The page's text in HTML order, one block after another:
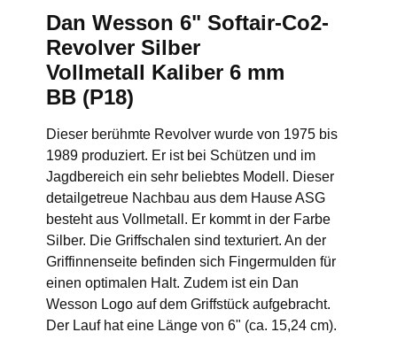
Dan Wesson 6" Softair-Co2-
Revolver Silber
Vollmetall Kaliber 6 mm
BB (P18)
Dieser berühmte Revolver wurde von 1975 bis
1989 produziert. Er ist bei Schützen und im
Jagdbereich ein sehr beliebtes Modell. Dieser
detailgetreue Nachbau aus dem Hause ASG
besteht aus Vollmetall. Er kommt in der Farbe
Silber. Die Griffschalen sind texturiert. An der
Griffinnenseite befinden sich Fingermulden für
einen optimalen Halt. Zudem ist ein Dan
Wesson Logo auf dem Griffstück aufgebracht.
Der Lauf hat eine Länge von 6" (ca. 15,24 cm).